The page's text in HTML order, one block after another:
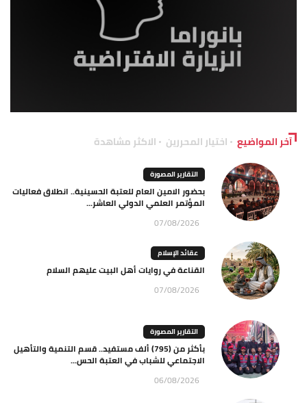
آخر المواضيع اختيار المحررين الاكثر مشاهدة
التقارير المصورة
بحضور الامين العام للعتبة الحسينية.. انطلاق فعاليات
المؤتمر العلمي الدولي العاشر...
07/08/2026
عقائد الإسلام
القناعة في روايات أهل البيت عليهم السلام
07/08/2026
التقارير المصورة
بأكثر من (795) ألف مستفيد.. قسم التنمية والتأهيل
الاجتماعي للشباب في العتبة الحس...
06/08/2026